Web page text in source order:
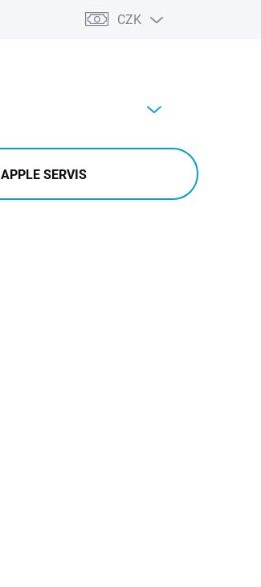
Výkup CZK
APPLE SERVIS